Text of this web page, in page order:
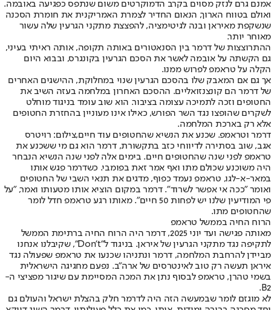
אמנם גרם לנזק מסוים בקרב הדמוקרטים משום שנתפס כפגיעה באובמה.
ואולם בטווח הארוך, הנאום החדיר לצמרת האמריקנית את חומרת הסכנה
שנשקפת מאיראן ובנה לגיטימציה, להפצצת מתקני הגרעין שלה עשור
מאוחר יותר.
ההתרוצצות של דרמר בין הסנאטורים באותה תקופה, אותה ראיתי בעיני,
גם הקשתה על אובמה לאשר את הסכם הגרעין בקונגרס, ובבוא היום
הקלה על טראמפ לפרוש ממנו.
אך גם אם המאבק שלו בהסכם הגרעין שנוי במחלוקת, ההישגים האחרים
של דרמר הם קונצנזואליים. ההסכם האחרון במלחמה בעזה השיב את
החטופים וזכה לתמיכה עצומה בציבור. הוא שוב עומד בניגוד מוחלט
לשקרים שהופצו נגד השר הפורש, כאילו אינו מעוניין בהחזרת החטופים
אלא רק בארכת המלחמה.
דרמר וטראמפ. שכנע את הנשיא שהחטופים עוד חיים,צילום: רויטרס
אגב, שוב בסתירה לדיווחי כזב בתקשורת, דרמר הוא גם מי ששכנע את
טראמפ לפני שנה שהחטופים חיים. בימים אלה לפני שנה הנשיא הנבחר
היה משוכנע שכולם מתו ואף אמר זאת בפומבי. כשדרמר פגש אותו
במאר-א-לגו, טראמפ נעמד כפוף, מדגים את תנאי השבי של החטופים
ואומר "ככה אי אפשר לשרוד". דרמר במקום הוציא אותו מטעותו ואמר, "על
פי המודיעין שלנו יש לפחות 50 חיים". מאותו רגע טראמפ חדל לומר
שהחטופים מתו.
הרוח החיה בממשל טראמפ
מאותה פגישה ועד יוני 2025, דרמר היה הרוח החיה ברתימת הממשל
לתקיפה נגד מתקני הגרעין של איראן. בניגוד ל"Don't", שקיבלנו אנחנו
מביידן להרחבת המלחמה, דרמר ונתניהו שכנעו את טראמפ שפעולה נגד
איראן תעשה רק טוב לאינטרסים של ארה"ב. נפעם מחגיגה הישראלית
בשמי טהרן, טראמפ לבסוף נתן את המכה המסיימת עם שיגור מפציצי ה-
B2.
לא מוגזם לומר שבמעשה הזה היה לדרמר חלק בהצלת ישראל והעולם גם